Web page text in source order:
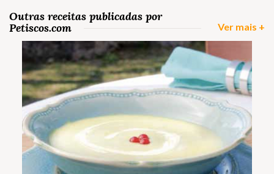
Outras receitas publicadas por
Petiscos.com
Ver mais +